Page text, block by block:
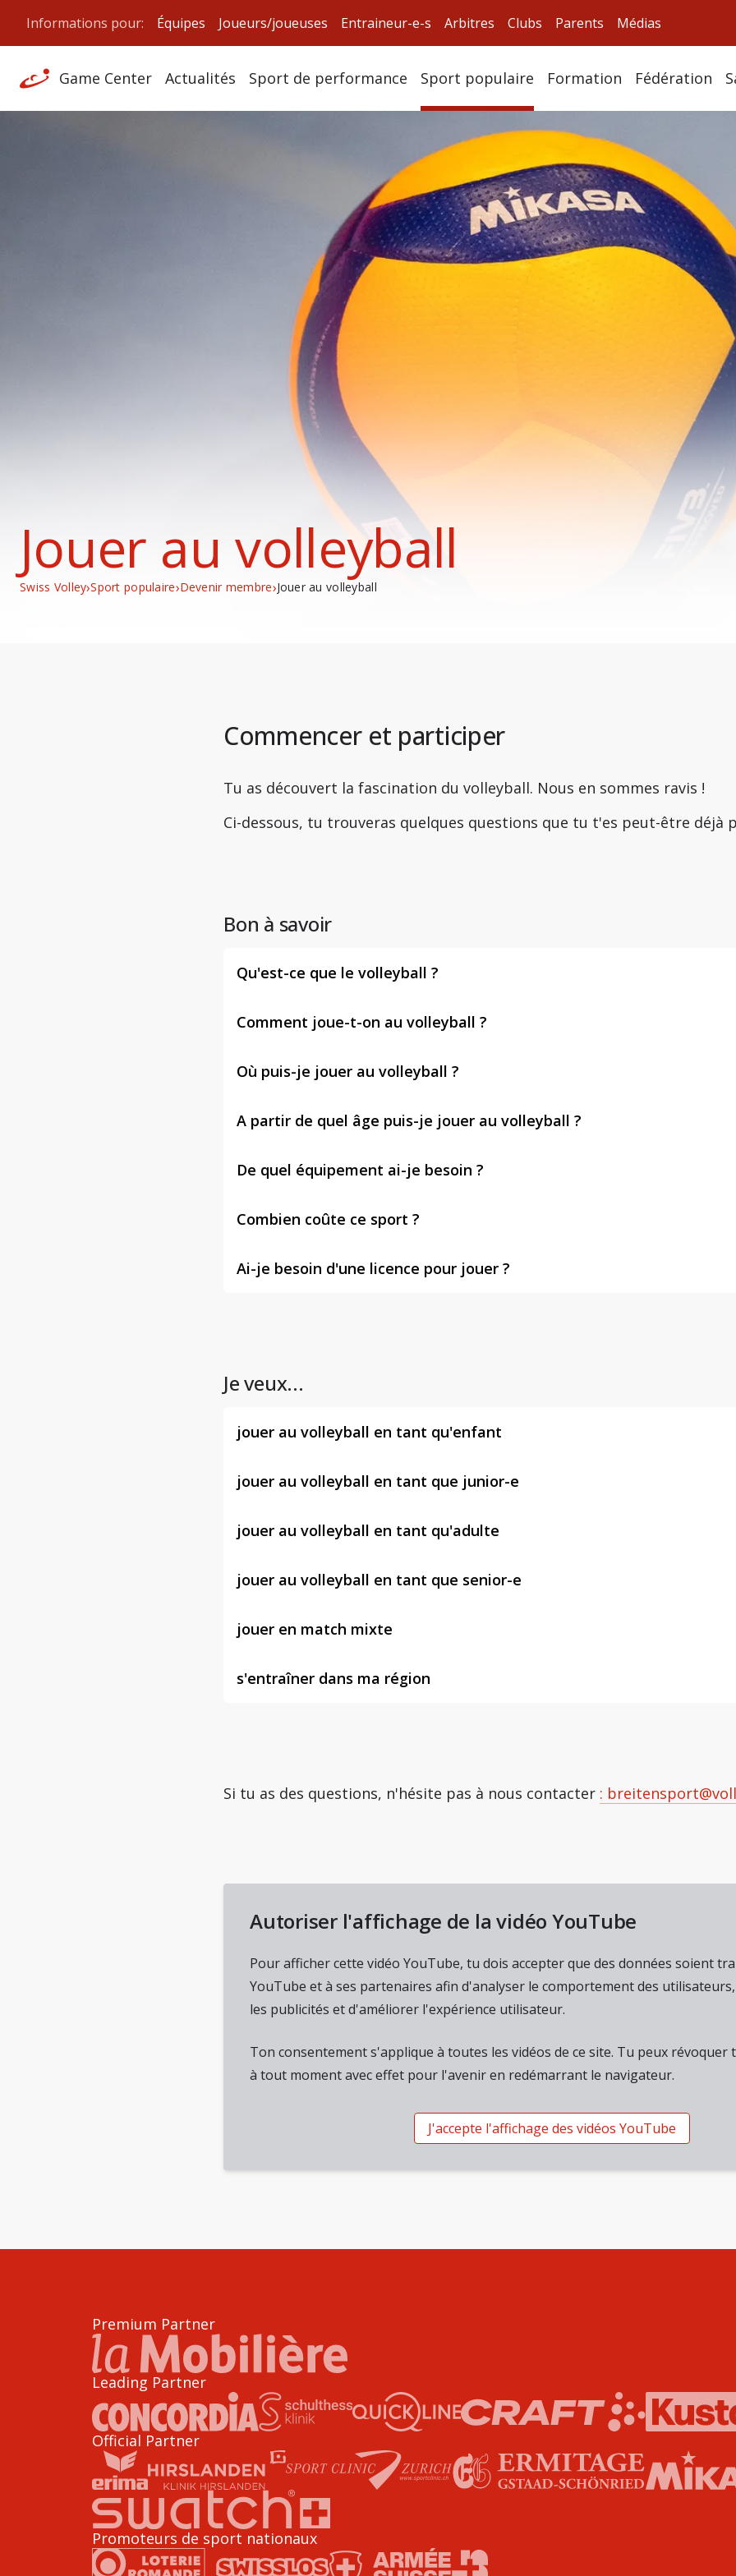
Informations pour: Équipes Joueurs/joueuses Entraineur-e-s Arbitres Clubs Parents Médias
Game Center Actualités Sport de performance Sport populaire Formation Fédération
Jouer au volleyball
Swiss Volley›Sport populaire›Devenir membre›Jouer au volleyball
Commencer et participer
Tu as découvert la fascination du volleyball. Nous en sommes ravis !
Ci-dessous, tu trouveras quelques questions que tu t'es peut-être déjà
Bon à savoir
Qu'est-ce que le volleyball ?
Comment joue-t-on au volleyball ?
Où puis-je jouer au volleyball ?
A partir de quel âge puis-je jouer au volleyball ?
De quel équipement ai-je besoin ?
Combien coûte ce sport ?
Ai-je besoin d'une licence pour jouer ?
Je veux...
jouer au volleyball en tant qu'enfant
jouer au volleyball en tant que junior-e
jouer au volleyball en tant qu'adulte
jouer au volleyball en tant que senior-e
jouer en match mixte
s'entraîner dans ma région
Si tu as des questions, n'hésite pas à nous contacter :
Autoriser l'affichage de la vidéo YouTube
Pour afficher cette vidéo YouTube, tu dois accepter que des données soient
YouTube et à ses partenaires afin d'analyser le comportement des
les publicités et d'améliorer l'expérience utilisateur.
Ton consentement s'applique à toutes les vidéos de ce site. Tu peux révoquer
à tout moment avec effet pour l'avenir en redémarrant le navigateur.
J'accepte l'affichage des vidéos YouTube
Premium Partner
Leading Partner
Official Partner
Promoteurs de sport nationaux